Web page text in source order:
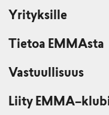
Yrityksille
Tietoa EMMAsta
Vastuullisuus
Liity